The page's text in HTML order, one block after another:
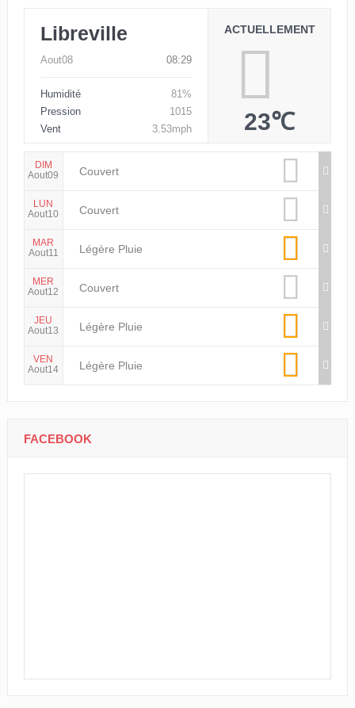
Libreville
Aout08 08:29
Humidité
81%
Pression
1015
Vent
3.53mph
ACTUELLEMENT
23℃
DIM
Aout09
Couvert
LUN
Aout10
Couvert
MAR
Aout11
Légère Pluie
MER
Aout12
Couvert
JEU
Aout13
Légère Pluie
VEN
Aout14
Légère Pluie
FACEBOOK